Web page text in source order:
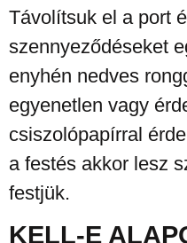
Távolítsuk el a port
szennyeződéseket
enyhén nedves
egyenetlen vagy
csiszolópapírral
a festés akkor lesz
festjük.
KELL-E